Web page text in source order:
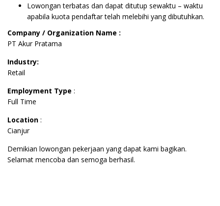
Lowongan terbatas dan dapat ditutup sewaktu – waktu
apabila kuota pendaftar telah melebihi yang dibutuhkan.
Company / Organization Name :
PT Akur Pratama
Industry:
Retail
Employment Type :
Full Time
Location :
Cianjur
Demikian lowongan pekerjaan yang dapat kami bagikan.
Selamat mencoba dan semoga berhasil.